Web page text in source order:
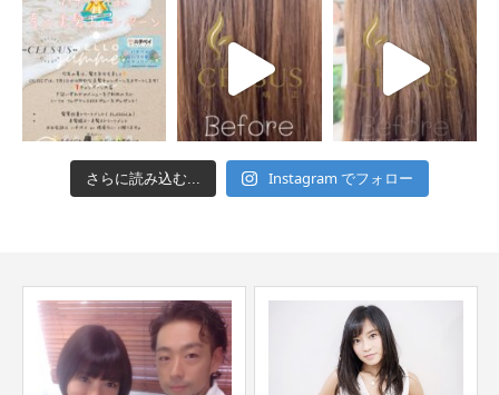
さらに読み込む... Instagram でフォロー